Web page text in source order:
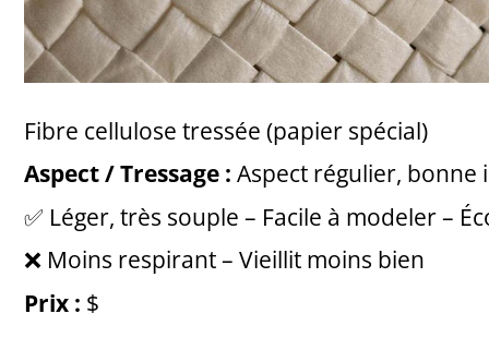
Fibre cellulose tressée (papier spécial)
Aspect / Tressage : Aspect régulier,
✅ Léger, très souple – Facile à modeler –
❌ Moins respirant – Vieillit moins bien
Prix : $